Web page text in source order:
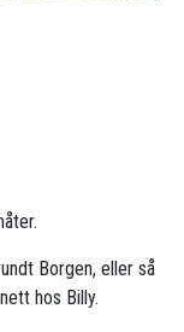
Borgen, eller så
hos Billy.